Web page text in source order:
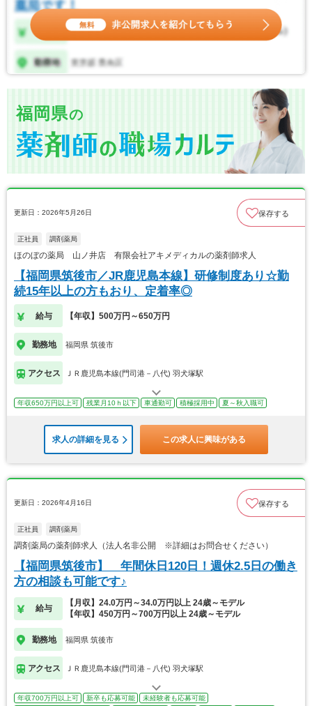
福岡県の
更新日：2026年5月26日 保存する
正社員 調剤薬局
ほのぼの薬局 山ノ井店 有限会社アキメディカルの薬剤師求人
【福岡県筑後市／JR鹿児島本線】研修制度あり☆勤
続15年以上の方もおり、定着率◎
給与 【年収】500万円～650万円
勤務地 福岡県 筑後市
アクセス ＪＲ鹿児島本線(門司港－八代) 羽犬塚駅
年収650万円以上可 残業月10ｈ以下 車通勤可 積極採用中 夏～秋入職可
求人の詳細を見る この求人に興味がある
更新日：2026年4月16日 保存する
正社員 調剤薬局
調剤薬局の薬剤師求人（法人名非公開 ※詳細はお問合せください）
【福岡県筑後市】 年間休日120日！週休2.5日の働き
方の相談も可能です♪
給与
【月収】24.0万円～34.0万円以上 24歳～モデル
【年収】450万円～700万円以上 24歳～モデル
勤務地 福岡県 筑後市
アクセス ＪＲ鹿児島本線(門司港－八代) 羽犬塚駅
年収700万円以上可 新卒も応募可能
未経験者も応募可能